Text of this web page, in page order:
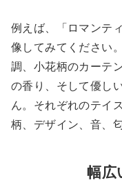
例えば、「ロマンテ
像してみてください
調、小花柄のカーテ
の香り、そして優し
ん。それぞれのテイ
柄、デザイン、音、
幅広